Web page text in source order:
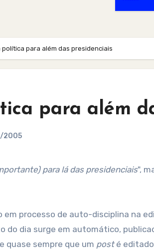
política para além das presidenciais
para além
2005
para lá das presidenciais",
em processo de auto-disciplina na
do dia surge em automático,
quase sempre que um posté editado